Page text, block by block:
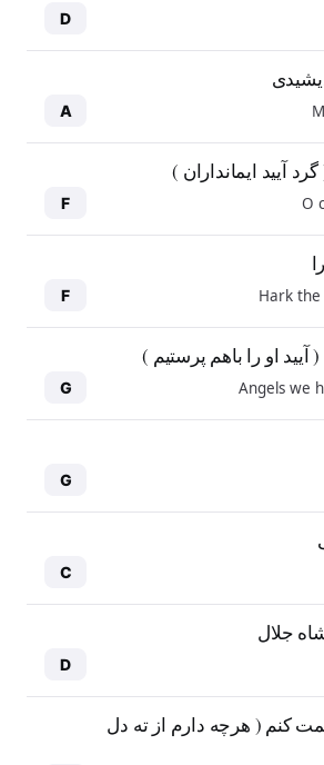
D
A
آیید ایمانداران )
O
F
Hark the
F
او را باهم پرستیم )
Angels we
G
G
C
جلال
D
کنم ( هرچه دارم از ته دل